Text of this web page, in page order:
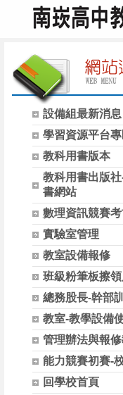
設備組最新消息
學習資源平台
教科用書版本
教科用書出版
書網站
數理資訊競賽
實驗室管理
教室設備報修
班級粉筆板擦
總務股長-幹部
教室-教學設備
管理辦法與報
能力競賽初賽-
回學校首頁